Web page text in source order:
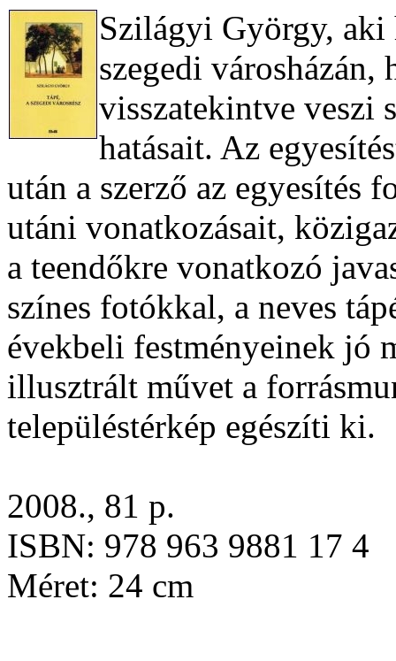
Szilágyi György, aki
szegedi
visszatekintve veszi
hatásait. Az
után a szerző az egyesítés
utáni vonatkozásait,
a teendőkre vonatkozó
színes fotókkal, a neves
évekbeli festményeinek jó
illusztrált művet a
településtérkép egészíti ki.
2008., 81 p.
ISBN: 978 963 9881 17 4
Méret: 24 cm